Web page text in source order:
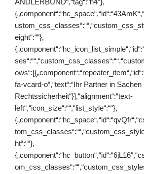
ÄNDLERBUND“,“tag“:“h4″},
eight“:““},
fa-vcard-o“,“text“:“Ihr Partner in Sachen
Rechtssicherheit“}],“alignment“:“text-
left“,“icon_size“:““,“list_style“:““},
ht“:““},